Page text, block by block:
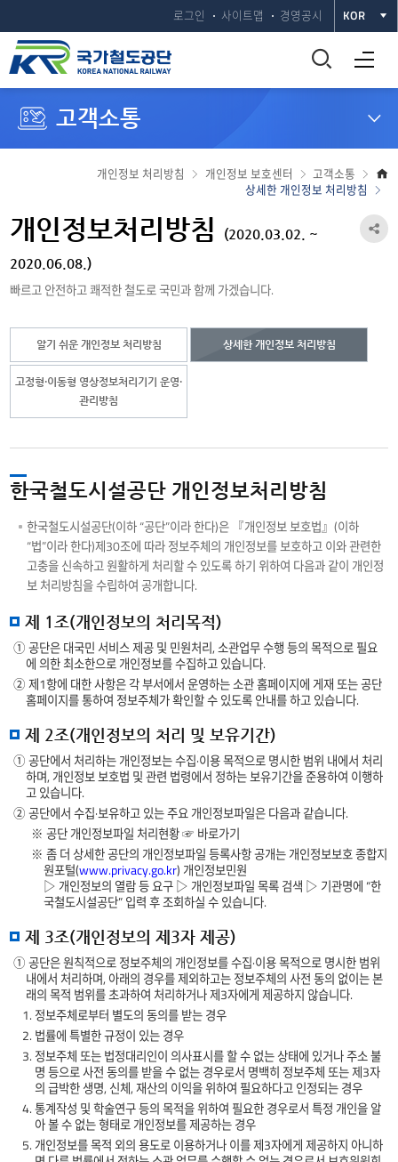
로그인 사이트맵 경영공시 KOR
통
합
색
전체메뉴 열기
고객소통
홈
고객소통
개인정보 보호센터
개인정보 처리방침
상세한 개인정보 처리방침
개인정보처리방침
(2020.03.02. ~
2020.06.08.)
빠르고 안전하고 쾌적한 철도로 국민과 함께 가겠습니다.
공
알기 쉬운 개인정보 처리방침 상세한 개인정보 처리방침
고정형·이동형 영상정보처리기기 운영·
관리방침
한국철도시설공단 개인정보처리방침
한국철도시설공단(이하 “공단”이라 한다)은 『개인정보 보호법』(이하
“법”이라 한다)제30조에 따라 정보주체의 개인정보를 보호하고 이와 관련한
고충을 신속하고 원활하게 처리할 수 있도록 하기 위하여 다음과 같이 개인정
보 처리방침을 수립하여 공개합니다.
제 1조(개인정보의 처리목적)
① 공단은 대국민 서비스 제공 및 민원처리, 소관업무 수행 등의 목적으로 필요
에 의한 최소한으로 개인정보를 수집하고 있습니다.
② 제1항에 대한 사항은 각 부서에서 운영하는 소관 홈페이지에 게재 또는 공단
홈페이지를 통하여 정보주체가 확인할 수 있도록 안내를 하고 있습니다.
제 2조(개인정보의 처리 및 보유기간)
① 공단에서 처리하는 개인정보는 수집·이용 목적으로 명시한 범위 내에서 처리
하며, 개인정보 보호법 및 관련 법령에서 정하는 보유기간을 준용하여 이행하
고 있습니다.
② 공단에서 수집·보유하고 있는 주요 개인정보파일은 다음과 같습니다.
※ 공단 개인정보파일 처리현황☞ 바로가기
※ 좀 더 상세한 공단의 개인정보파일 등록사항 공개는 개인정보보호 종합지
원포털(www.privacy.go.kr) 개인정보민원
▷ 개인정보의 열람 등 요구 ▷ 개인정보파일 목록 검색 ▷ 기관명에 “한
국철도시설공단” 입력 후 조회하실 수 있습니다.
제 3조(개인정보의 제3자 제공)
① 공단은 원칙적으로 정보주체의 개인정보를 수집·이용 목적으로 명시한 범위
내에서 처리하며, 아래의 경우를 제외하고는 정보주체의 사전 동의 없이는 본
래의 목적 범위를 초과하여 처리하거나 제3자에게 제공하지 않습니다.
1. 정보주체로부터 별도의 동의를 받는 경우
2. 법률에 특별한 규정이 있는 경우
3. 정보주체 또는 법정대리인이 의사표시를 할 수 없는 상태에 있거나 주소 불
명 등으로 사전 동의를 받을 수 없는 경우로서 명백히 정보주체 또는 제3자
의 급박한 생명, 신체, 재산의 이익을 위하여 필요하다고 인정되는 경우
4. 통계작성 및 학술연구 등의 목적을 위하여 필요한 경우로서 특정 개인을 알
아 볼 수 없는 형태로 개인정보를 제공하는 경우
5. 개인정보를 목적 외의 용도로 이용하거나 이를 제3자에게 제공하지 아니하